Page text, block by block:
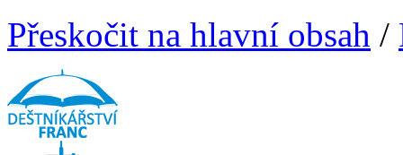
Přeskočit na hlavní obsah /